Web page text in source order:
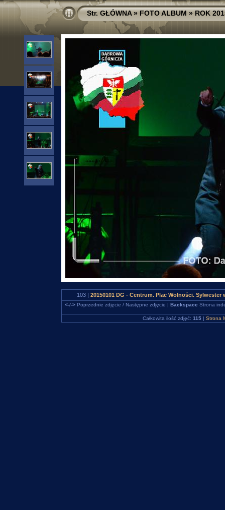
Str. GŁÓWNA»FOTO ALBUM»ROK
103 | 20150101 DG - Centrum. Plac Wolności.
<-/->Poprzednie zdjęcie / Następne zdjęcie | Backspace Strona
Całkowita ilość zdjęć: 115| Strona